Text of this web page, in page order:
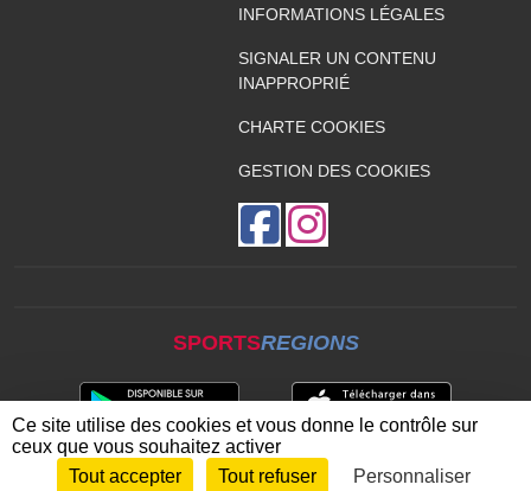
INFORMATIONS LÉGALES
SIGNALER UN CONTENU
INAPPROPRIÉ
CHARTE COOKIES
GESTION DES COOKIES
SPORTSREGIONS
Envie de participer ? CONNEXION
Ce site utilise des cookies et vous donne le contrôle sur
ceux que vous souhaitez activer
Tout accepter
Tout refuser Personnaliser